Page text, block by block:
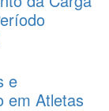
e
em Atletas